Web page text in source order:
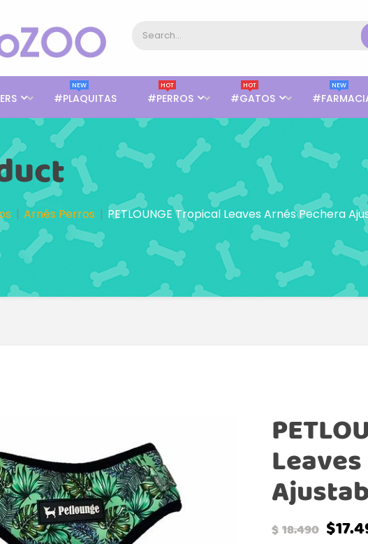
#PLAQUITAS
NEW
#PERROS
HOT
#GATOS
HOT NEW
Arnés Perros PETLOUNGE Tropical Leaves Arnés Pechera
$18.490 $